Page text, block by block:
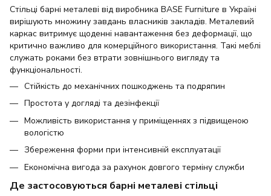
Стільці барні металеві від виробника BASE Furniture в Україні
вирішують множину завдань власників закладів. Металевий
каркас витримує щоденні навантаження без деформації, що
критично важливо для комерційного використання. Такі меблі
служать роками без втрати зовнішнього вигляду та
функціональності.
Стійкість до механічних пошкоджень та подряпин
Простота у догляді та дезінфекції
Можливість використання у приміщеннях з підвищеною
вологістю
Збереження форми при інтенсивній експлуатації
Економічна вигода за рахунок довгого терміну служби
Де застосовуються барні металеві стільці